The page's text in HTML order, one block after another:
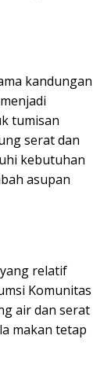
kandungan
tumisan
serat dan
kebutuhan
asupan
relatif
Komunitas
air dan serat
makan tetap